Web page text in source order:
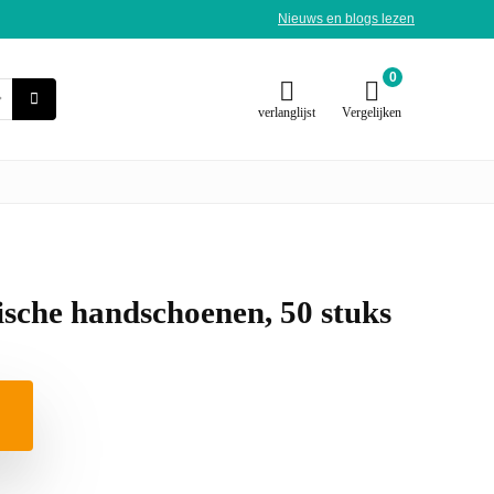
Nieuws en blogs lezen
verlanglijst
0
Vergelijken
handschoenen, 50 stuks